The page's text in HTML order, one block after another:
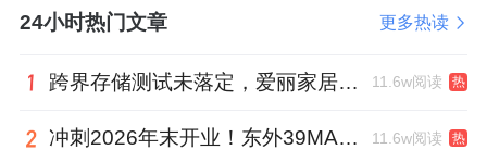
24小时热门文章 更多热读
跨界存储测试未落定，爱丽家居复牌前自揭多重风险 11.6w阅读 热
冲刺2026年末开业！东外39MALL全球招商启幕，重构东直门商圈格局 11.6w阅读 热